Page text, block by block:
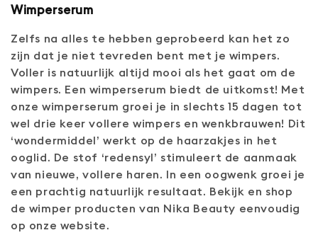
Wimperserum
Zelfs na alles te hebben geprobeerd kan het zo
zijn dat je niet tevreden bent met je wimpers.
Voller is natuurlijk altijd mooi als het gaat om de
wimpers. Een wimperserum biedt de uitkomst! Met
onze wimperserum groei je in slechts 15 dagen tot
wel drie keer vollere wimpers en wenkbrauwen! Dit
‘wondermiddel’ werkt op de haarzakjes in het
ooglid. De stof ‘redensyl’ stimuleert de aanmaak
van nieuwe, vollere haren. In een oogwenk groei je
een prachtig natuurlijk resultaat. Bekijk en shop
de wimper producten van Nika Beauty eenvoudig
op onze website.